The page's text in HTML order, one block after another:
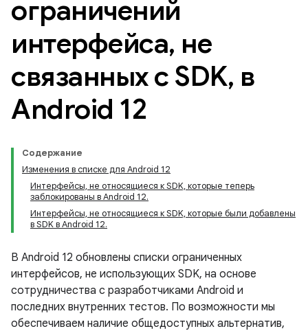
ограничений
интерфейса, не
связанных с SDK, в
Android 12
Содержание
Изменения в списке для Android 12
Интерфейсы, не относящиеся к SDK, которые теперь
заблокированы в Android 12.
Интерфейсы, не относящиеся к SDK, которые были добавлены
в SDK в Android 12.
В Android 12 обновлены списки ограниченных
интерфейсов, не использующих SDK, на основе
сотрудничества с разработчиками Android и
последних внутренних тестов. По возможности мы
обеспечиваем наличие общедоступных альтернатив,